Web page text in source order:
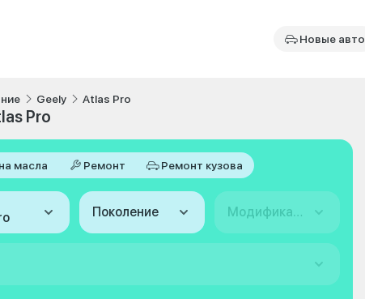
Новые авто
Geely Atlas Pro
Pro
масла Ремонт Ремонт кузова
Поколение Модификация